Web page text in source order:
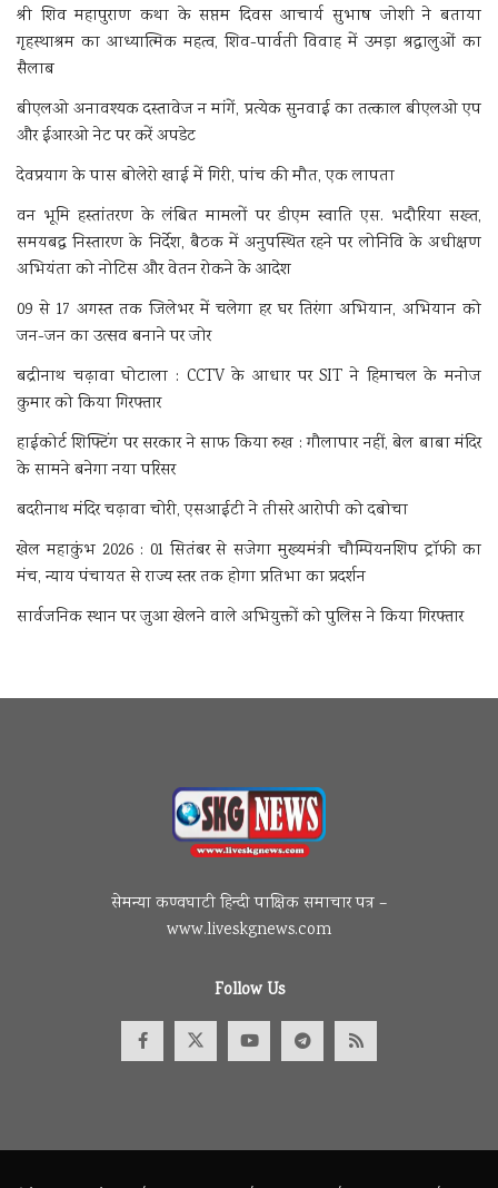
श्री शिव महापुराण कथा के सप्तम दिवस आचार्य सुभाष जोशी ने बताया
गृहस्थाश्रम का आध्यात्मिक महत्व, शिव-पार्वती विवाह में उमड़ा श्रद्धालुओं का
सैलाब
बीएलओ अनावश्यक दस्तावेज न मांगें, प्रत्येक सुनवाई का तत्काल बीएलओ एप
और ईआरओ नेट पर करें अपडेट
देवप्रयाग के पास बोलेरो खाई में गिरी, पांच की मौत, एक लापता
वन भूमि हस्तांतरण के लंबित मामलों पर डीएम स्वाति एस. भदौरिया सख्त,
समयबद्ध निस्तारण के निर्देश, बैठक में अनुपस्थित रहने पर लोनिवि के अधीक्षण
अभियंता को नोटिस और वेतन रोकने के आदेश
09 से 17 अगस्त तक जिलेभर में चलेगा हर घर तिरंगा अभियान, अभियान को
जन-जन का उत्सव बनाने पर जोर
बद्रीनाथ चढ़ावा घोटाला : CCTV के आधार पर SIT ने हिमाचल के मनोज
कुमार को किया गिरफ्तार
हाईकोर्ट शिफ्टिंग पर सरकार ने साफ किया रुख : गौलापार नहीं, बेल बाबा मंदिर
के सामने बनेगा नया परिसर
बदरीनाथ मंदिर चढ़ावा चोरी, एसआईटी ने तीसरे आरोपी को दबोचा
खेल महाकुंभ 2026 : 01 सितंबर से सजेगा मुख्यमंत्री चौम्पियनशिप ट्रॉफी का
मंच, न्याय पंचायत से राज्य स्तर तक होगा प्रतिभा का प्रदर्शन
सार्वजनिक स्थान पर जुआ खेलने वाले अभियुक्तों को पुलिस ने किया गिरफ्तार
सेमन्या कण्वघाटी हिन्दी पाक्षिक समाचार पत्र –
www.liveskgnews.com
Follow Us